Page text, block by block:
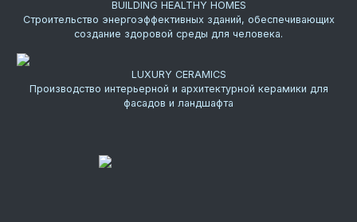
BUILDING HEALTHY HOMES
Строительство энергоэффективных зданий, обеспечивающих
создание здоровой среды для человека.
LUXURY CERAMICS
Производство интерьерной и архитектурной керамики для
фасадов и ландшафта